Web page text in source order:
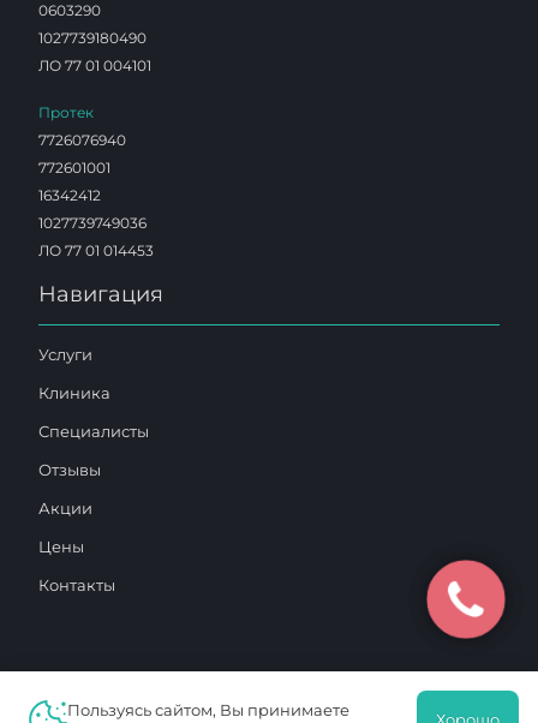
0603290
1027739180490
ЛО 77 01 004101
Протек
7726076940
772601001
16342412
1027739749036
ЛО 77 01 014453
Навигация
Услуги
Клиника
Специалисты
Отзывы
Акции
Цены
Контакты
Пользуясь сайтом, Вы принимаете